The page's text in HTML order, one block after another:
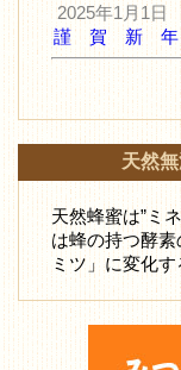
2025年1月1日
謹 賀 新 年
天然
天然蜂蜜は”ミ
は蜂の持つ酵
ミツ」に変化す